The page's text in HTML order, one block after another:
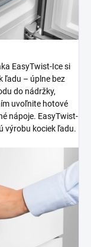
EasyTwist-Ice si
ľadu – úplne bez
do nádržky,
uvoľnite hotové
nápoje. EasyTwist-
výrobu kociek ľadu.